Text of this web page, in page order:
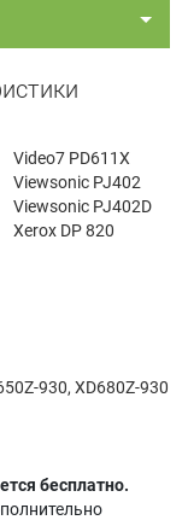
Video7 PD611X
Viewsonic PJ402
Viewsonic PJ402D
Xerox DP 820
930, XD680Z-930
бесплатно.